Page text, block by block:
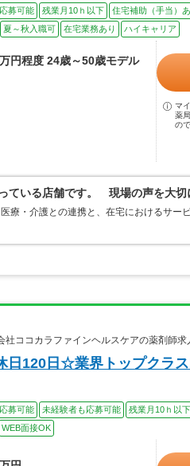
募可能 残業月10ｈ以下 住宅補助（手当）
夏～秋入職可 在宅業務あり ハイキャリア
円程度 24歳～50歳モデル
マ
薬
の
ている店舗です。 現場の声を大切
療・介護との連携と、在宅におけるサー
ココカラファインヘルスケアの薬剤師求
日120日☆業界トップクラ
募可能 未経験者も応募可能 残業月10ｈ以下
WEB面接OK